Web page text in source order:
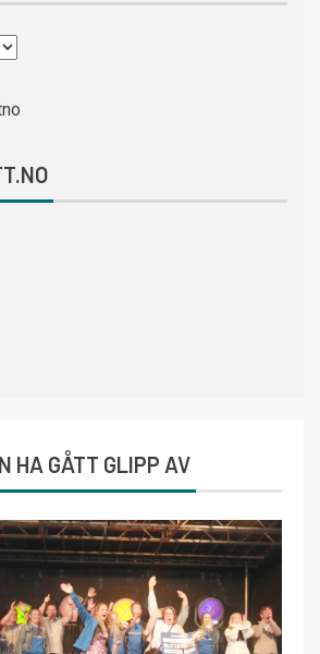
HA GÅTT GLIPP AV